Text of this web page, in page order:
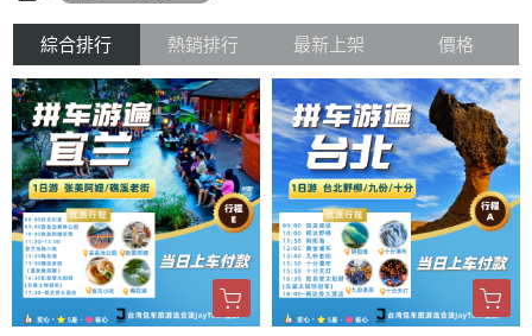
綜合排行 熱銷排行 最新上架 價格